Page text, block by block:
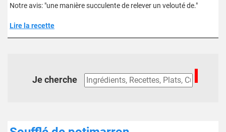
Notre avis: "une manière succulente de relever un velouté de."
Lire la recette
Je cherche